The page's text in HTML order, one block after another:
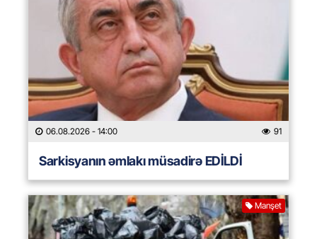
06.08.2026 - 14:00 91
Sarkisyanın əmlakı müsadirə EDİLDİ
Manşet